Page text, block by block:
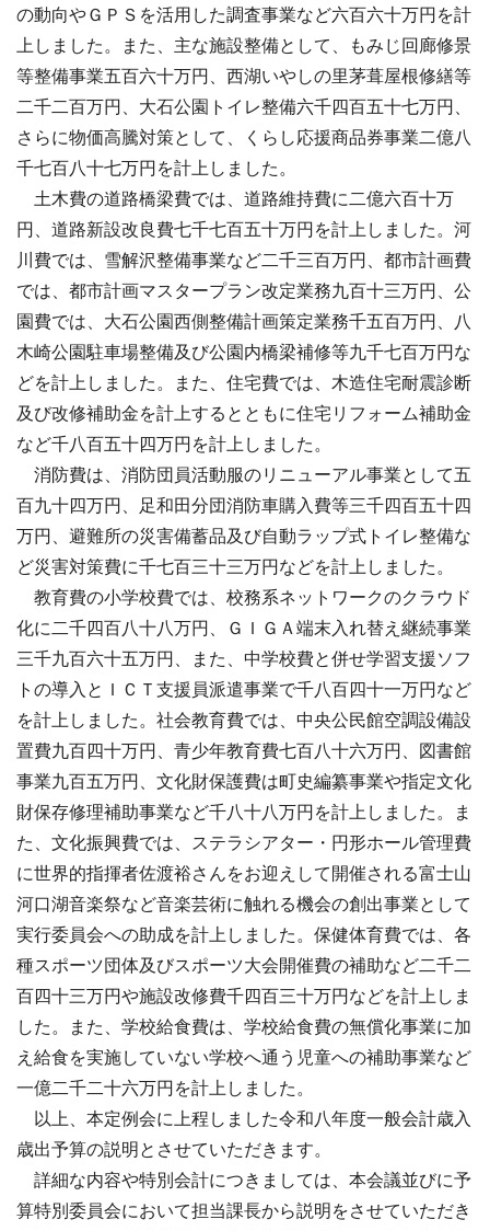
の動向やＧＰＳを活用した調査事業など六百六十万円を計
上しました。また、主な施設整備として、もみじ回廊修景
等整備事業五百六十万円、西湖いやしの里茅葺屋根修繕等
二千二百万円、大石公園トイレ整備六千四百五十七万円、
さらに物価高騰対策として、くらし応援商品券事業二億八
千七百八十七万円を計上しました。
土木費の道路橋梁費では、道路維持費に二億六百十万
円、道路新設改良費七千七百五十万円を計上しました。河
川費では、雪解沢整備事業など二千三百万円、都市計画費
では、都市計画マスタープラン改定業務九百十三万円、公
園費では、大石公園西側整備計画策定業務千五百万円、八
木崎公園駐車場整備及び公園内橋梁補修等九千七百万円な
どを計上しました。また、住宅費では、木造住宅耐震診断
及び改修補助金を計上するとともに住宅リフォーム補助金
など千八百五十四万円を計上しました。
消防費は、消防団員活動服のリニューアル事業として五
百九十四万円、足和田分団消防車購入費等三千四百五十四
万円、避難所の災害備蓄品及び自動ラップ式トイレ整備な
ど災害対策費に千七百三十三万円などを計上しました。
教育費の小学校費では、校務系ネットワークのクラウド
化に二千四百八十八万円、ＧＩＧＡ端末入れ替え継続事業
三千九百六十五万円、また、中学校費と併せ学習支援ソフ
トの導入とＩＣＴ支援員派遣事業で千八百四十一万円など
を計上しました。社会教育費では、中央公民館空調設備設
置費九百四十万円、青少年教育費七百八十六万円、図書館
事業九百五万円、文化財保護費は町史編纂事業や指定文化
財保存修理補助事業など千八十八万円を計上しました。ま
た、文化振興費では、ステラシアター・円形ホール管理費
に世界的指揮者佐渡裕さんをお迎えして開催される富士山
河口湖音楽祭など音楽芸術に触れる機会の創出事業として
実行委員会への助成を計上しました。保健体育費では、各
種スポーツ団体及びスポーツ大会開催費の補助など二千二
百四十三万円や施設改修費千四百三十万円などを計上しま
した。また、学校給食費は、学校給食費の無償化事業に加
え給食を実施していない学校へ通う児童への補助事業など
一億二千二十六万円を計上しました。
以上、本定例会に上程しました令和八年度一般会計歳入
歳出予算の説明とさせていただきます。
詳細な内容や特別会計につきましては、本会議並びに予
算特別委員会において担当課長から説明をさせていただき